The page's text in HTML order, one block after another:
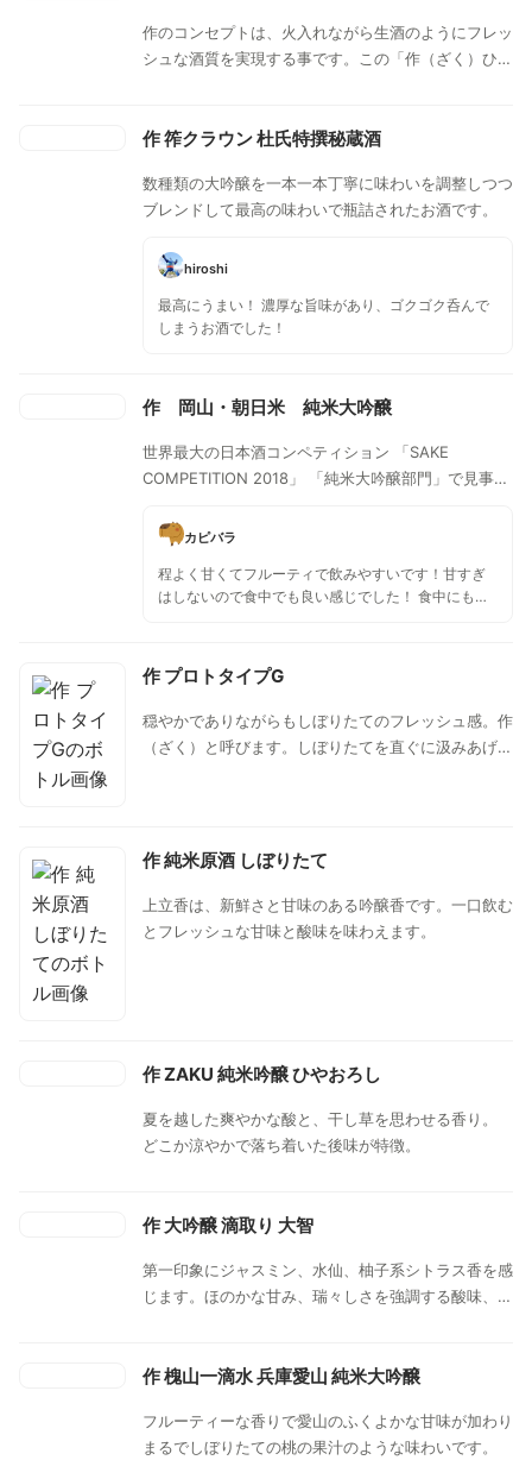
作のコンセプトは、火入れながら生酒のようにフレッ
シュな酒質を実現する事です。この「作（ざく）ひや
した穏やかな酸と、干し草を思わせる香り、どこか涼
し、常温で呑むも良し、燗にしても美味しくいただけ
ます。
作 筰クラウン 杜氏特撰秘蔵酒
数種類の大吟醸を一本一本丁寧に味わいを調整しつつ
ブレンドして最高の味わいで瓶詰されたお酒です。
hiroshi
最高にうまい！ 濃厚な旨味があり、ゴクゴク呑んで
しまうお酒でした！
作 岡山・朝日米 純米大吟醸
世界最大の日本酒コンペティション 「SAKE
COMPETITION 2018」 「純米大吟醸部門」で見事に
りと上品な香り、さわやかできれいな口当たり、豊か
カピバラ
程よく甘くてフルーティで飲みやすいです！甘すぎ
はしないので食中でも良い感じでした！ 食中にも食
作 プロトタイプG
穏やかでありながらもしぼりたてのフレッシュ感。作
（ざく）と呼びます。しぼりたてを直ぐに汲みあげ瓶
作 純米原酒 しぼりたて
上立香は、新鮮さと甘味のある吟醸香です。一口飲む
とフレッシュな甘味と酸味を味わえます。
作 ZAKU 純米吟醸 ひやおろし
夏を越した爽やかな酸と、干し草を思わせる香り。
どこか涼やかで落ち着いた後味が特徴。
作 大吟醸 滴取り 大智
第一印象にジャスミン、水仙、柚子系シトラス香を感
じます。ほのかな甘み、瑞々しさを強調する酸味、そ
作 槐山一滴水 兵庫愛山 純米大吟醸
フルーティーな香りで愛山のふくよかな甘味が加わり
まるでしぼりたての桃の果汁のような味わいです。